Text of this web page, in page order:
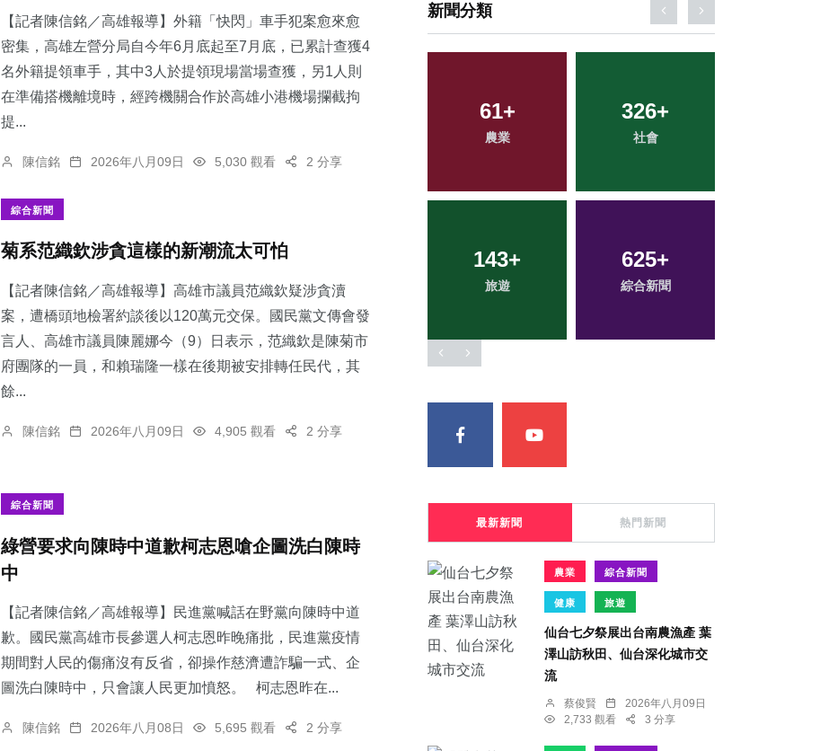
【記者陳信銘／高雄報導】外籍「快閃」車手犯案愈來愈
密集，高雄左營分局自今年6月底起至7月底，已累計查獲4
名外籍提領車手，其中3人於提領現場當場查獲，另1人則
在準備搭機離境時，經跨機關合作於高雄小港機場攔截拘
提...
陳信銘 2026年八月09日 5,030 觀看 2 分享
綜合新聞
菊系范織欽涉貪這樣的新潮流太可怕
【記者陳信銘／高雄報導】高雄市議員范織欽疑涉貪瀆
案，遭橋頭地檢署約談後以120萬元交保。國民黨文傳會發
言人、高雄市議員陳麗娜今（9）日表示，范織欽是陳菊市
府團隊的一員，和賴瑞隆一樣在後期被安排轉任民代，其
餘...
陳信銘 2026年八月09日 4,905 觀看 2 分享
綜合新聞
綠營要求向陳時中道歉柯志恩嗆企圖洗白陳時
中
【記者陳信銘／高雄報導】民進黨喊話在野黨向陳時中道
歉。國民黨高雄市長參選人柯志恩昨晚痛批，民進黨疫情
期間對人民的傷痛沒有反省，卻操作慈濟遭詐騙一式、企
圖洗白陳時中，只會讓人民更加憤怒。 柯志恩昨在...
陳信銘 2026年八月08日 5,695 觀看 2 分享
新聞分類
55+ 61 + 326
143+
旅遊 綜合新聞
2+
大陸
174+
健康
192+
文教
97+
專欄
最新新聞 熱門新聞
農業 綜合新聞
健康 旅遊
仙台七夕祭展出台南農漁產 葉
澤山訪秋田、仙台深化城市交
流
蔡俊賢
2026年八月09日
2,733 觀看
3 分享